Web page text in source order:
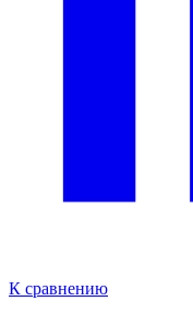
К сравнению